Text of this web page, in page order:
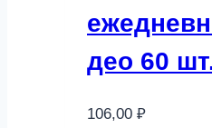
део 60
106,00 ₽